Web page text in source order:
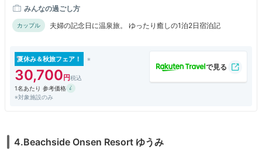
みんなの過ごし方
カップル 夫婦の記念日に温泉旅。 ゆったり癒しの1泊2日宿泊記
夏休み＆秋旅フェア！
30,700
1名あたり 参考価格
※対象施設のみ
4.Beachside Onsen Resort ゆうみ